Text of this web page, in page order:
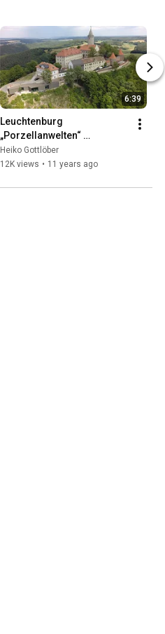
6:39
Leuchtenburg
„Porzellanwelten“
Seitenroda/Kahla
Heiko Gottlöber
12K views • 11 years ago